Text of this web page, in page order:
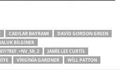
CADILAR BAYRAMI
DAVID GORDON GREEN
BILGINER
?REF_=NV_SR_2
JAMIE LEE CURTIS
VIRGINIA GARDNER WILL PATTON